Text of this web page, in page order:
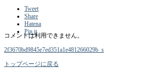
Tweet
Share
Hatena
Pin it
コメントは利用できません。
2f3670bd9845e7ed351a1e481266029b_s
トップページに戻る